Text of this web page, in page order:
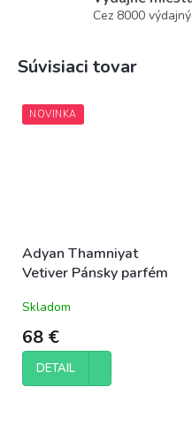
Cez 8000
Súvisiaci tovar
NOVINKA
Adyan Thamniyat
Vetiver Pánsky parfém
Skladom
68 €
DETAIL